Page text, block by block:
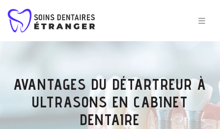
AVANTAGES DU DÉTARTREUR À
ULTRASONS EN CABINET
DENTAIRE